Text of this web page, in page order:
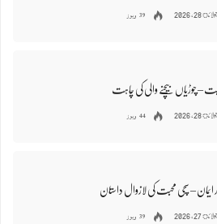
جولائ 28, 2026 39 ویوز
– چوڑیاں بیچنے والی کی چاہت
جولائ 28, 2026 44 ویوز
ایمان – سچی محبت کی لازوال داستان
جولائ 27, 2026 39 ویوز